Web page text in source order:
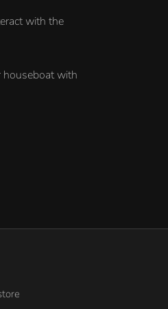
with the
houseboat with